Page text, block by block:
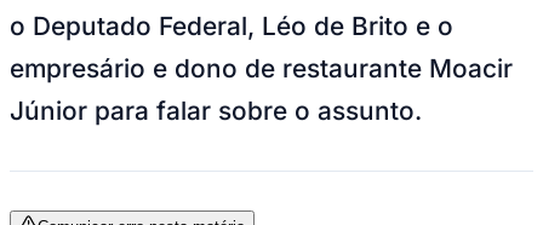
o Deputado Federal, Léo de Brito e o
empresário e dono de restaurante Moacir
Júnior para falar sobre o assunto.